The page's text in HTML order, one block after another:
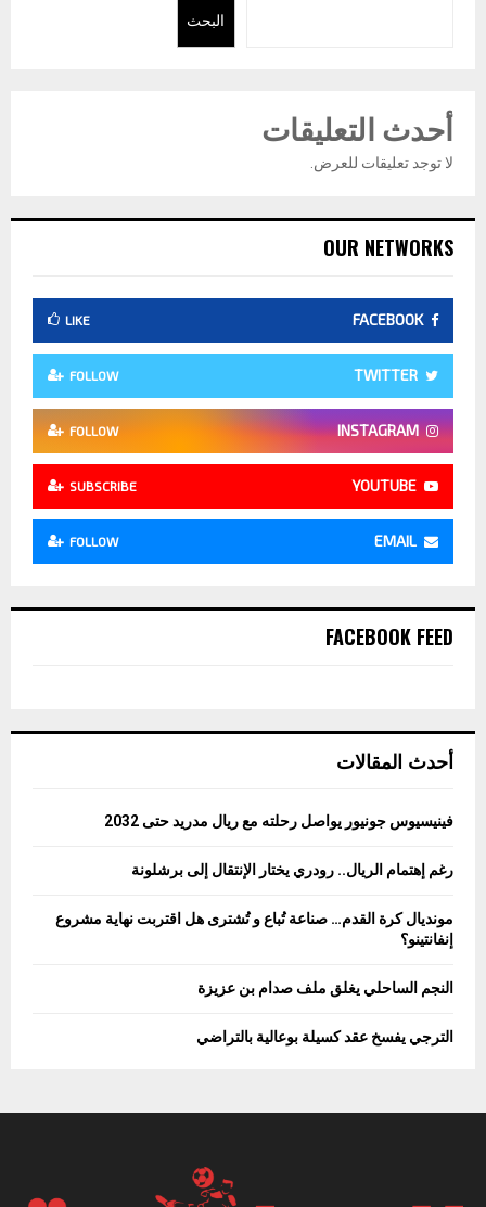
البحث
أحدث التعليقات
لا توجد تعليقات للعرض.
OUR NETWORKS
FACEBOOK
LIKE
TWITTER
FOLLOW
INSTAGRAM
FOLLOW
YOUTUBE
SUBSCRIBE
EMAIL
FOLLOW
FACEBOOK FEED
أحدث المقالات
فينيسيوس جونيور يواصل رحلته مع ريال مدريد حتى 2032
رغم إهتمام الريال.. رودري يختار الإنتقال إلى برشلونة
مونديال كرة القدم… صناعة تُباع و تُشترى هل اقتربت نهاية مشروع
إنفانتينو؟
النجم الساحلي يغلق ملف صدام بن عزيزة
الترجي يفسخ عقد كسيلة بوعالية بالتراضي